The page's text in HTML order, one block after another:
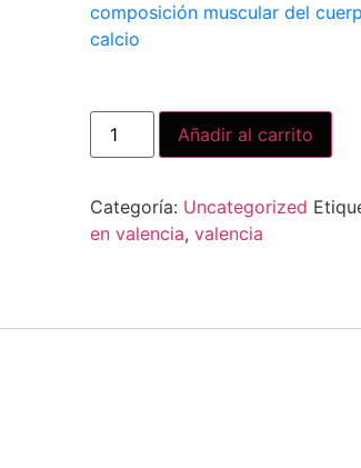
composición muscular del
calcio
Añadir al carrito
Categoría: Uncategorized
en valencia, valencia